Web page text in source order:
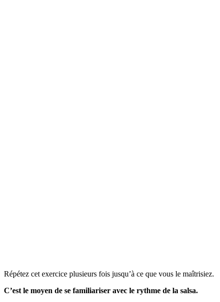
Répétez cet exercice plusieurs fois jusqu’à ce que vous le maîtrisiez.
C’est le moyen de se familiariser avec le rythme de la salsa.